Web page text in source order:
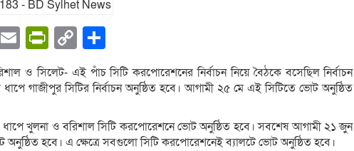
EmailPrintFriendly
Copy
Link
ও সিলেট- এই পাঁচ সিটি করপোরেশনের নির্বাচন নিয়ে বৈঠকে বসেছিল নির্বাচন
গাজীপুর সিটির নির্বাচন অনুষ্ঠিত হবে। আগামী ২৫ মে এই সিটিতে ভোট অনুষ্ঠিত
ধাপে খুলনা ও বরিশাল সিটি করপোরেশনে ভোট অনুষ্ঠিত হবে। সবশেষ আগামী ২১ জুন
অনুষ্ঠিত হবে। এ ক্ষেত্রে সবগুলো সিটি করপোরেশনেই ব্যালটে ভোট অনুষ্ঠিত হবে।